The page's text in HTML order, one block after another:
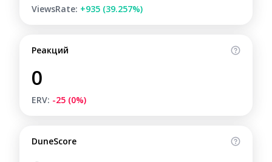
ViewsRate: +935 (39.257%)
Реакций
0
ERV: -25 (0%)
DuneScore